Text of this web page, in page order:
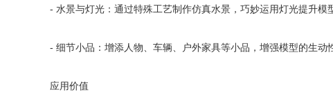
- 水景与灯光：通过特殊工艺制作仿真水景，巧妙运用灯光提升模
- 细节小品：增添人物、车辆、户外家具等小品，增强模型的生动
应用价值